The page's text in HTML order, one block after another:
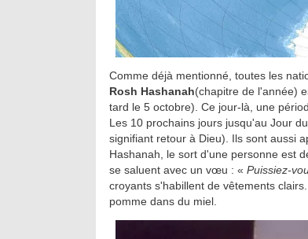
Comme déjà mentionné, toutes les
Rosh Hashanah(chapitre de l'année)
tard le 5 octobre). Ce jour-là, une
Les 10 prochains jours jusqu'au Jour
signifiant retour à Dieu). Ils sont aussi
Hashanah, le sort d'une personne est
se saluent avec un vœu : « Puissiez-
croyants s'habillent de vêtements
pomme dans du miel.